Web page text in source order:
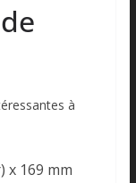
à
x 169 mm